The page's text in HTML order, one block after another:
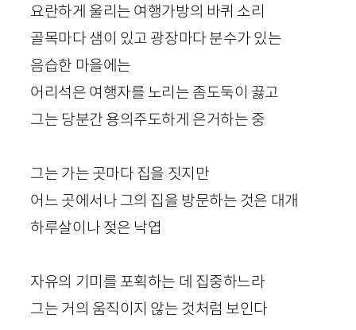
요란하게 울리는 여행가방의 바퀴 소리
골목마다 샘이 있고 광장마다 분수가 있는
음습한 마을에는
어리석은 여행자를 노리는 좀도둑이 끓고
그는 당분간 용의주도하게 은거하는 중
그는 가는 곳마다 집을 짓지만
어느 곳에서나 그의 집을 방문하는 것은 대개
하루살이나 젖은 낙엽
자유의 기미를 포획하는 데 집중하느라
그는 거의 움직이지 않는 것처럼 보인다